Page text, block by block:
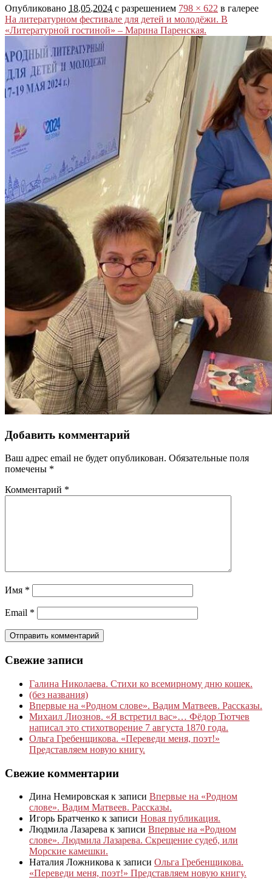
Опубликовано 18.05.2024 с разрешением 798 × 622 в галерее
На литературном фестивале для детей и молодёжи. В
«Литературной гостиной» – Марина Паренская.
Добавить комментарий
Ваш адрес email не будет опубликован. Обязательные поля
помечены *
Комментарий *
Имя *
Email *
Свежие записи
Галина Николаева. Стихи ко всемирному дню кошек.
(без названия)
Впервые на «Родном слове». Вадим Матвеев. Рассказы.
Михаил Лиознов. «Я встретил вас»… Фёдор Тютчев
написал это стихотворение 7 августа 1870 года.
Ольга Гребенщикова. «Переведи меня, поэт!»
Представляем новую книгу.
Свежие комментарии
Дина Немировская к записи Впервые на «Родном
слове». Вадим Матвеев. Рассказы.
Игорь Братченко к записи Новая публикация.
Людмила Лазарева к записи Впервые на «Родном
слове». Людмила Лазарева. Скрещение судеб, или
Морские камешки.
Наталия Ложникова к записи Ольга Гребенщикова.
«Переведи меня, поэт!» Представляем новую книгу.